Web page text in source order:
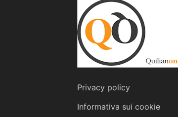
Privacy policy
Informativa sui cookie